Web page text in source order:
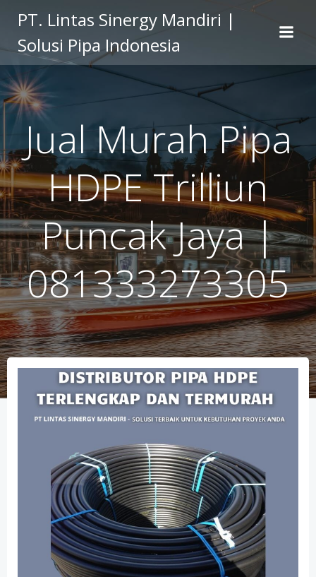
to
content
PT. Lintas Sinergy Mandiri |
Solusi Pipa Indonesia
Jual Murah Pipa
HDPE Trilliun
Puncak Jaya |
081333273305